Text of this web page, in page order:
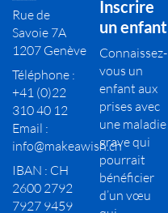
Rue de
Savoie 7A
1207 Genève
Téléphone :
+41 (0)22
310 40 12
Email :
info@makeawish.ch
IBAN : CH
2600 2792
7927 9459
Inscrire
un enfant
Connaissez-
vous un
enfant aux
prises avec
une maladie
grave qui
pourrait
bénéficier
d’un vœu